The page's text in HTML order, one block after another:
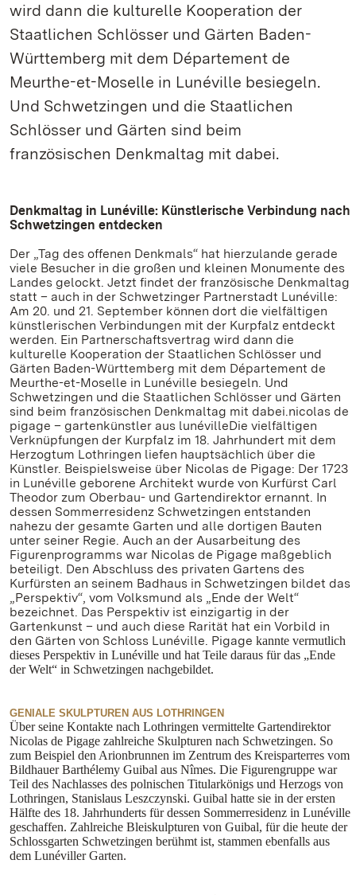
wird dann die kulturelle Kooperation der
Staatlichen Schlösser und Gärten Baden-
Württemberg mit dem Département de
Meurthe-et-Moselle in Lunéville besiegeln.
Und Schwetzingen und die Staatlichen
Schlösser und Gärten sind beim
französischen Denkmaltag mit dabei.
Denkmaltag in Lunéville: Künstlerische Verbindung nach
Schwetzingen entdecken
Der „Tag des offenen Denkmals“ hat hierzulande gerade
viele Besucher in die großen und kleinen Monumente des
Landes gelockt. Jetzt findet der französische Denkmaltag
statt – auch in der Schwetzinger Partnerstadt Lunéville:
Am 20. und 21. September können dort die vielfältigen
künstlerischen Verbindungen mit der Kurpfalz entdeckt
werden. Ein Partnerschaftsvertrag wird dann die
kulturelle Kooperation der Staatlichen Schlösser und
Gärten Baden-Württemberg mit dem Département de
Meurthe-et-Moselle in Lunéville besiegeln. Und
Schwetzingen und die Staatlichen Schlösser und Gärten
sind beim französischen Denkmaltag mit dabei.nicolas de
pigage – gartenkünstler aus lunévilleDie vielfältigen
Verknüpfungen der Kurpfalz im 18. Jahrhundert mit dem
Herzogtum Lothringen liefen hauptsächlich über die
Künstler. Beispielsweise über Nicolas de Pigage: Der 1723
in Lunéville geborene Architekt wurde von Kurfürst Carl
Theodor zum Oberbau- und Gartendirektor ernannt. In
dessen Sommerresidenz Schwetzingen entstanden
nahezu der gesamte Garten und alle dortigen Bauten
unter seiner Regie. Auch an der Ausarbeitung des
Figurenprogramms war Nicolas de Pigage maßgeblich
beteiligt. Den Abschluss des privaten Gartens des
Kurfürsten an seinem Badhaus in Schwetzingen bildet das
„Perspektiv“, vom Volksmund als „Ende der Welt“
bezeichnet. Das Perspektiv ist einzigartig in der
Gartenkunst – und auch diese Rarität hat ein Vorbild in
den Gärten von Schloss Lunéville. Pigage kannte vermutlich
dieses Perspektiv in Lunéville und hat Teile daraus für das „Ende
der Welt“ in Schwetzingen nachgebildet.
GENIALE SKULPTUREN AUS LOTHRINGEN
Über seine Kontakte nach Lothringen vermittelte Gartendirektor
Nicolas de Pigage zahlreiche Skulpturen nach Schwetzingen. So
zum Beispiel den Arionbrunnen im Zentrum des Kreisparterres vom
Bildhauer Barthélemy Guibal aus Nîmes. Die Figurengruppe war
Teil des Nachlasses des polnischen Titularkönigs und Herzogs von
Lothringen, Stanislaus Leszczynski. Guibal hatte sie in der ersten
Hälfte des 18. Jahrhunderts für dessen Sommerresidenz in Lunéville
geschaffen. Zahlreiche Bleiskulpturen von Guibal, für die heute der
Schlossgarten Schwetzingen berühmt ist, stammen ebenfalls aus
dem Lunéviller Garten.